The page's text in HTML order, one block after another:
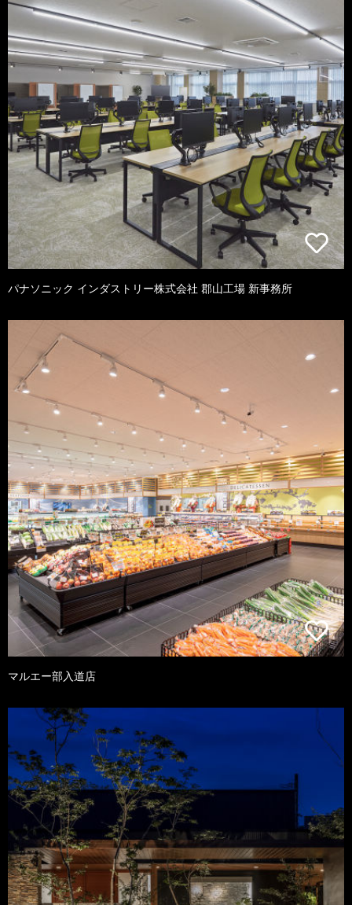
パナソニック インダストリー株式会社 郡山工場 新事務所
マルエー部入道店